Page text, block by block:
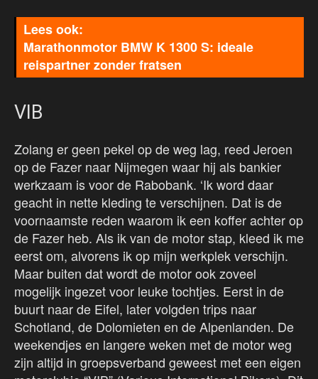
Marathonmotor BMW K 1300 S: ideale
reispartner zonder fratsen
VIB
Zolang er geen pekel op de weg lag, reed Jeroen
op de Fazer naar Nijmegen waar hij als bankier
werkzaam is voor de Rabobank. ‘Ik word daar
geacht in nette kleding te verschijnen. Dat is de
voornaamste reden waarom ik een koffer achter op
de Fazer heb. Als ik van de motor stap, kleed ik me
eerst om, alvorens ik op mijn werkplek verschijn.
Maar buiten dat wordt de motor ook zoveel
mogelijk ingezet voor leuke tochtjes. Eerst in de
buurt naar de Eifel, later volgden trips naar
Schotland, de Dolomieten en de Alpenlanden. De
weekendjes en langere weken met de motor weg
zijn altijd in groepsverband geweest met een eigen